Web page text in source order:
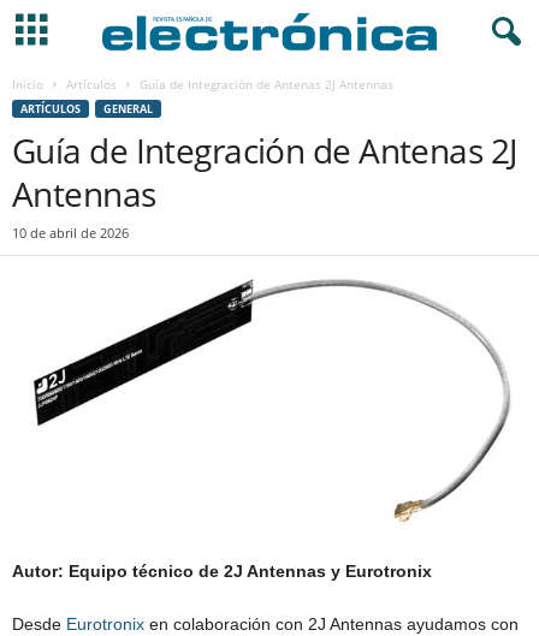
Inicio Artículos Guía de Integración de Antenas 2J Antennas
ARTÍCULOS GENERAL
Guía de Integración de Antenas 2J
Antennas
10 de abril de 2026
Autor: Equipo técnico de 2J Antennas y Eurotronix
Desde Eurotronix en colaboración con 2J Antennas ayudamos con